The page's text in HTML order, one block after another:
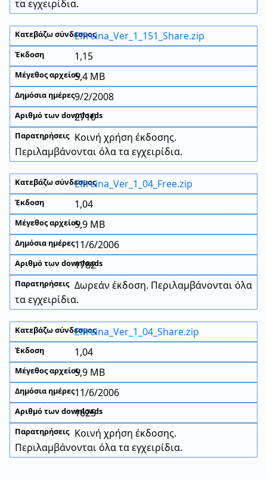
τα εγχειρίδια.
Elfreina_Ver_1_151_Share.zip
1,15
5,4 MB
9/2/2008
2710
Κοινή χρήση έκδοσης.
Περιλαμβάνονται όλα τα εγχειρίδια.
Elfreina_Ver_1_04_Free.zip
1,04
5,9 MB
11/6/2006
1782
Δωρεάν έκδοση. Περιλαμβάνονται όλα
τα εγχειρίδια.
Elfreina_Ver_1_04_Share.zip
1,04
5,9 MB
11/6/2006
1625
Κοινή χρήση έκδοσης.
Περιλαμβάνονται όλα τα εγχειρίδια.